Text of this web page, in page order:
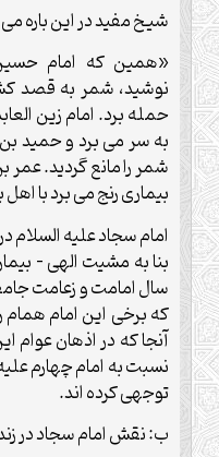
شیخ مفید در این باره
«همین که امام
نوشید، شمر به قصد
حمله برد. امام زین
به سر می برد و حمید
شمر را مانع گردید.
بیماری رنج می برد با
امام سجاد علیه السلام
سال امامت و زعامت
که برخی این امام همام
آنجا که در اذهان
نسبت به امام چهارم
توجهی کرده اند.
ب: نقش امام سجاد در